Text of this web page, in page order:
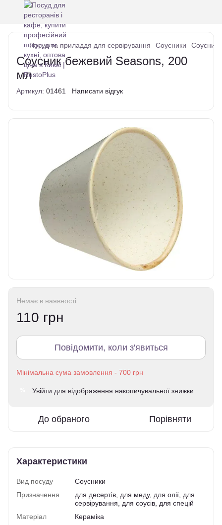
Посуд та приладдя для сервірування Соусники Соусник
Соусник бежевий Seasons, 200
мл
Артикул: 01461 Написати відгук
Немає в наявності
110 грн
Повідомити, коли з'явиться
Увійти для відображення накопичувальної знижки
До обраного Порівняти
Характеристики
Вид посуду
Соусники
Призначення
для десертів, для меду, для олії, для
сервірування, для соусів, для спецій
Матеріал
Кераміка